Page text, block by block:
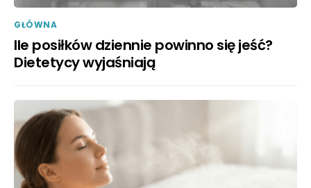
GŁÓWNA
Ile posiłków dziennie powinno się jeść?
Dietetycy wyjaśniają